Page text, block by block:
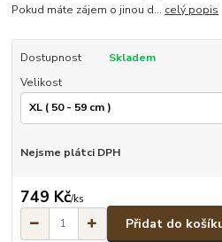
Pokud máte zájem o jinou d... celý popis
Dostupnost
Skladem
Velikost
Nejsme plátci DPH
749 Kč/ks
Přidat do